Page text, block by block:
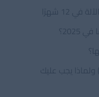
12 شهرًا
ما هي تقنية لانج تشين (lang chain) ولماذا يجب عليك